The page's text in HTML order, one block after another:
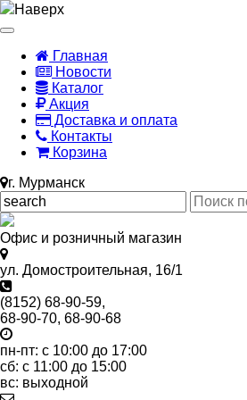
Наверх
Главная
Новости
Каталог
Акция
Доставка и оплата
Контакты
Корзина
г. Мурманск
Офис и розничный магазин
ул. Домостроительная, 16/1
(8152) 68-90-59,
68-90-70, 68-90-68
пн-пт: с 10:00 до 17:00
сб: с 11:00 до 15:00
вс: выходной